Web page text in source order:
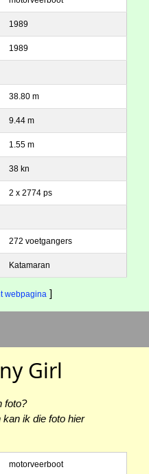
1989
1989
38.80 m
9.44 m
1.55 m
38 kn
2 x 2774 ps
272 voetgangers
Katamaran
webpagina ]
Girl
foto?
ik die foto hier
motorveerboot